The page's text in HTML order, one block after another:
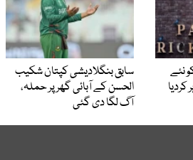
نئے
سابق بنگلادیشی کپتان شکیب
الحسن کے آبائی گھر پر حملہ،
آگ لگا دی گئی